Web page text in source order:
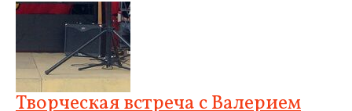
Творческая встреча с Валерием